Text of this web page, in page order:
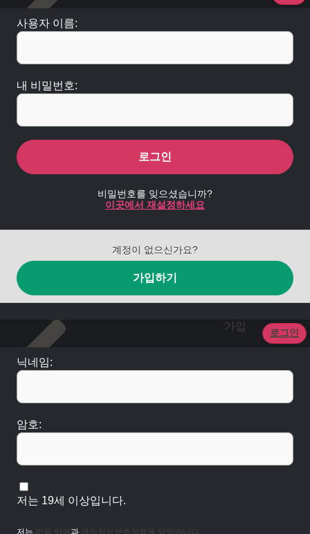
사용자 이름:
내 비밀번호:
로그인
비밀번호를 잊으셨습니까?
이곳에서 재설정하세요
계정이 없으신가요?
가입하기
가입
로그인
닉네임:
암호:
저는 19세 이상입니다.
저는 이용 약관과 개인정보보호정책을 읽었습니다 .